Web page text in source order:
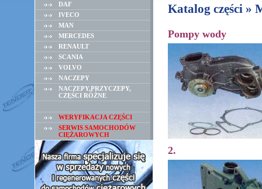
DAF
IVECO
MAN
MERCEDES
RENAULT
SCANIA
VOLVO
NACZEPY
NACZEPY,PRZYCZEPY,
CZĘŚCI RÓŻNE
WERYFIKACJA CZĘŚCI
SERWIS SAMOCHODÓW
CIĘŻAROWYCH
Katalog części »
Pompy wody
2.